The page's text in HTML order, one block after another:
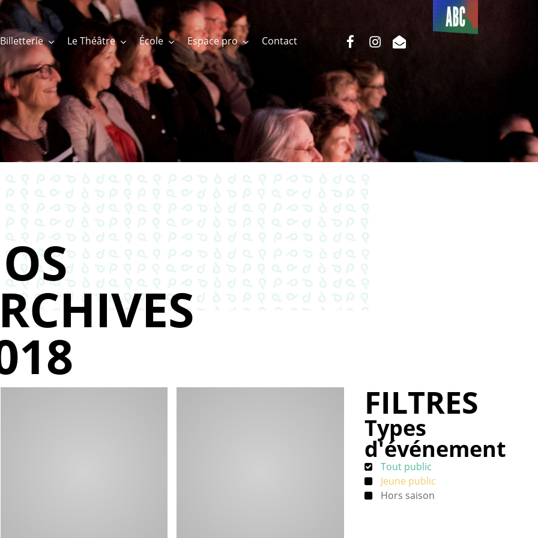
Billetterie Le Théâtre École Espace pro Contact
Du côté
de l’ABC
facebookinstagram
email
FILTRES
Types
d'événement
Tout public
Jeune public
Hors saison